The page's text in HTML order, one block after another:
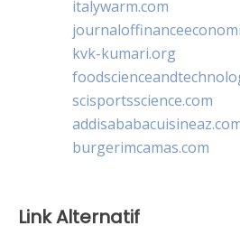
italywarm.com
kvk-kumari.org
scisportsscience.com
burgerimcamas.com
Link Alternatif